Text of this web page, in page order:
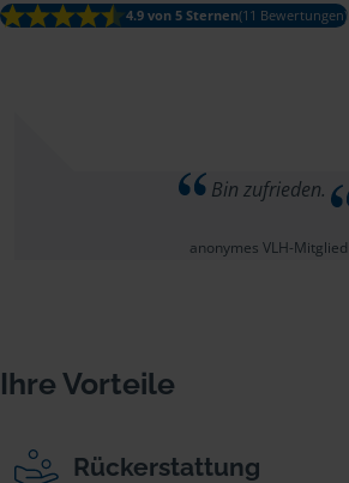
4.9 von 5 Sternen(11 Bewertungen)
Bin zufrieden.
anonymes VLH-Mitglied
Ihre Vorteile
Rückerstattung